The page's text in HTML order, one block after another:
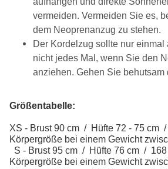
vermeiden. Vermeiden Sie es,
dem Neoprenanzug zu stehen.
Der Kordelzug sollte nur einmal
nicht jedes Mal, wenn Sie den
anziehen. Gehen Sie behutsam
Größentabelle:
XS - Brust 90 cm / Hüfte 72 - 75 cm
Körpergröße bei einem Gewicht
S - Brust 95 cm / Hüfte 76 cm / 168
Körpergröße bei einem Gewicht